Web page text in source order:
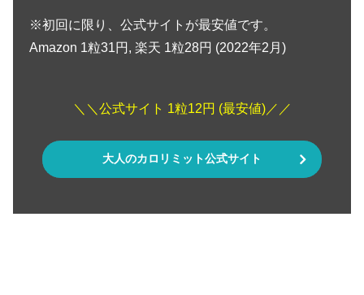
※初回に限り、公式サイトが最安値です。
Amazon 1粒31円, 楽天 1粒28円 (2022年2月)
＼＼公式サイト 1粒12円 (最安値)／／
大人のカロリミット公式サイト